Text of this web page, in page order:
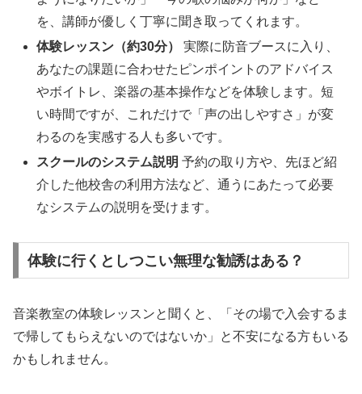
を、講師が優しく丁寧に聞き取ってくれます。
体験レッスン（約30分）
実際に防音ブースに入り、
あなたの課題に合わせたピンポイントのアドバイス
やボイトレ、楽器の基本操作などを体験します。短
い時間ですが、これだけで「声の出しやすさ」が変
わるのを実感する人も多いです。
スクールのシステム説明 予約の取り方や、先ほど紹
介した他校舎の利用方法など、通うにあたって必要
なシステムの説明を受けます。
体験に行くとしつこい無理な勧誘はある？
音楽教室の体験レッスンと聞くと、「その場で入会するま
で帰してもらえないのではないか」と不安になる方もいる
かもしれません。